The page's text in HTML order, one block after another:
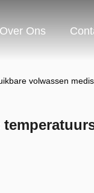
Over Ons
volwassen